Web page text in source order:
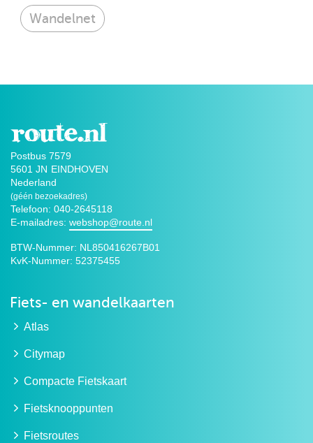
Wandelnet
Postbus 7579
5601 JN EINDHOVEN
Nederland
(géén bezoekadres)
Telefoon: 040-2645118
E-mailadres: webshop@route.nl
BTW-Nummer: NL850416267B01
KvK-Nummer: 52375455
Fiets- en wandelkaarten
Atlas
Citymap
Compacte Fietskaart
Fietsknooppunten
Fietsroutes